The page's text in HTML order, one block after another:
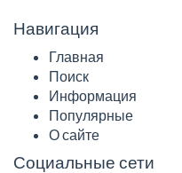
Навигация
Главная
Поиск
Информация
Популярные
О сайте
Социальные сети